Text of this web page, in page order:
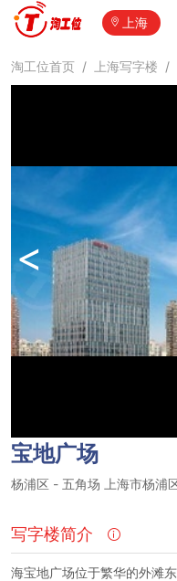
上海
淘工位首页 / 上海写字楼 /
<
宝地广场
杨浦区 - 五角场 上海市杨浦
写字楼简介
海宝地广场位于繁华的外滩